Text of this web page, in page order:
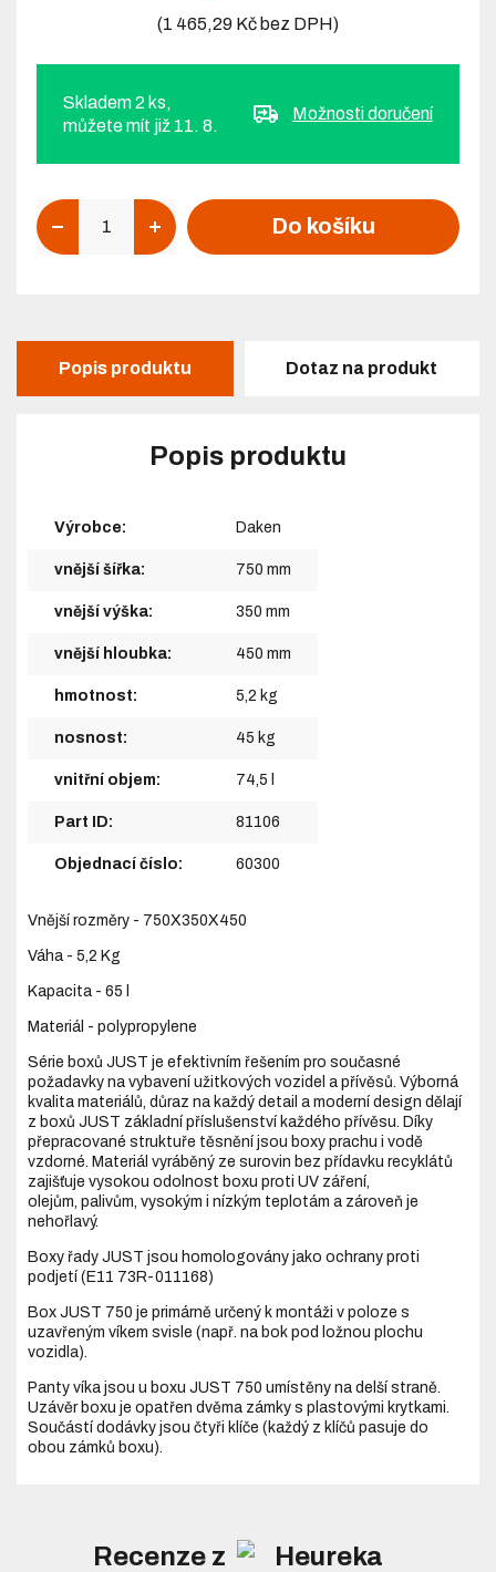
(1 465,29 Kč bez DPH)
Skladem 2 ks,
můžete mít již 11. 8.
Možnosti doručení
Do košíku
Popis produktu Dotaz na produkt
Popis produktu
Výrobce: Daken
vnější šířka: 750 mm
vnější výška: 350 mm
vnější hloubka: 450 mm
hmotnost: 5,2 kg
nosnost: 45 kg
vnitřní objem: 74,5 l
Part ID: 81106
Objednací číslo: 60300
Vnější rozměry - 750X350X450
Váha - 5,2 Kg
Kapacita - 65 l
Materiál - polypropylene
Série boxů JUST je efektivním řešením pro současné
požadavky na vybavení užitkových vozidel a přívěsů. Výborná
kvalita materiálů, důraz na každý detail a moderní design dělají
z boxů JUST základní příslušenství každého přívěsu. Díky
přepracované struktuře těsnění jsou boxy prachu i vodě
vzdorné. Materiál vyráběný ze surovin bez přídavku recyklátů
zajišťuje vysokou odolnost boxu proti UV záření,
olejům, palivům, vysokým i nízkým teplotám a zároveň je
nehořlavý.
Boxy řady JUST jsou homologovány jako ochrany proti
podjetí (E11 73R-011168)
Box JUST 750 je primárně určený k montáži v poloze s
uzavřeným víkem svisle (např. na bok pod ložnou plochu
vozidla).
Panty víka jsou u boxu JUST 750 umístěny na delší straně.
Uzávěr boxu je opatřen dvěma zámky s plastovými krytkami.
Součástí dodávky jsou čtyři klíče (každý z klíčů pasuje do
obou zámků boxu).
Recenze z